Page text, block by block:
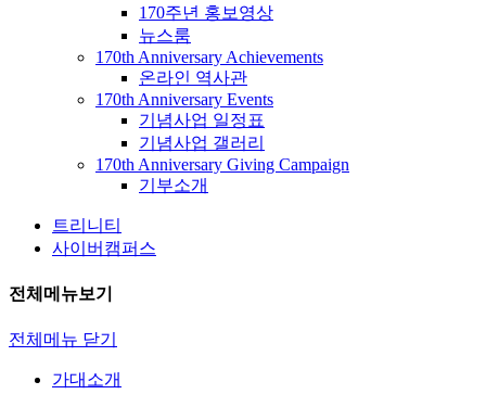
170주년 홍보영상
뉴스룸
170th Anniversary Achievements
온라인 역사관
170th Anniversary Events
기념사업 일정표
기념사업 갤러리
170th Anniversary Giving Campaign
기부소개
트리니티
사이버캠퍼스
전체메뉴보기
전체메뉴 닫기
가대소개